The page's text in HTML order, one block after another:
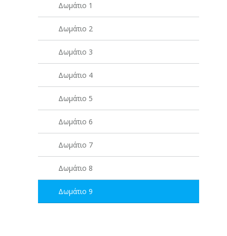
Δωμάτιο 1
Δωμάτιο 2
Δωμάτιο 3
Δωμάτιο 4
Δωμάτιο 5
Δωμάτιο 6
Δωμάτιο 7
Δωμάτιο 8
Δωμάτιο 9